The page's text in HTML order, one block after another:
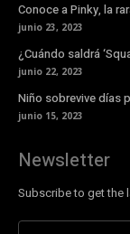
Conoce a Pinky, la
junio 23, 2023
¿Cuándo saldrá
junio 22, 2023
Niño sobrevive días
junio 15, 2023
Newsletter
Subscribe to get the